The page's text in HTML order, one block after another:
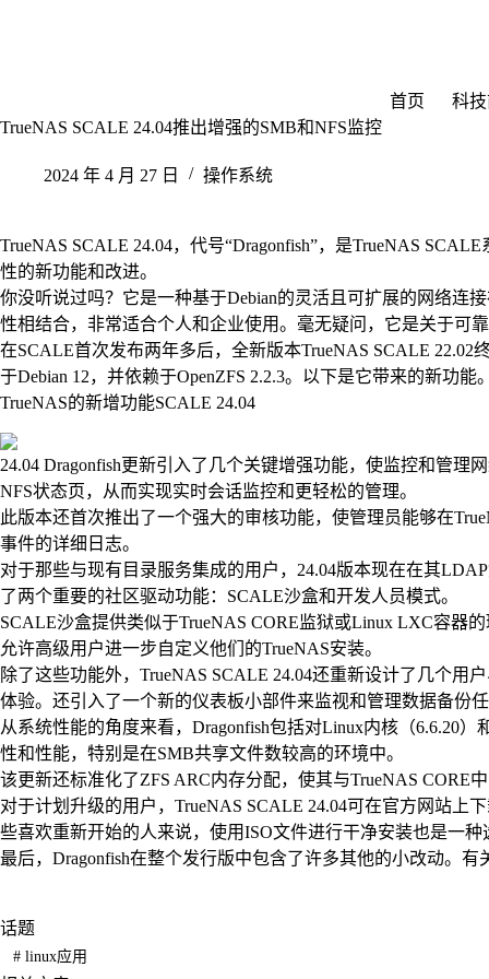
首页
科
TrueNAS SCALE 24.04推出增强的SMB和NFS监控
2024 年 4 月 27 日 操作系统
TrueNAS SCALE 24.04，代号“Dragonfish”，是TrueNAS
性的新功能和改进。
你没听说过吗？它是一种基于Debian的灵活且可扩展的网络连
性相结合，非常适合个人和企业使用。毫无疑问，它是关于可
在SCALE首次发布两年多后，全新版本TrueNAS SCALE
于Debian 12，并依赖于OpenZFS 2.2.3。以下是它带来的新功能
TrueNAS的新增功能SCALE 24.04
24.04 Dragonfish更新引入了几个关键增强功能，使监控和管
NFS状态页，从而实现实时会话监控和更轻松的管理。
此版本还首次推出了一个强大的审核功能，使管理员能够在
事件的详细日志。
对于那些与现有目录服务集成的用户，24.04版本现在在其
了两个重要的社区驱动功能：SCALE沙盒和开发人员模式。
SCALE沙盒提供类似于TrueNAS CORE监狱或Linux LXC容器
允许高级用户进一步自定义他们的TrueNAS安装。
除了这些功能外，TrueNAS SCALE 24.04还重新设计了几个用
体验。还引入了一个新的仪表板小部件来监视和管理数据备份
从系统性能的角度来看，Dragonfish包括对Linux内核（6.6.20
性和性能，特别是在SMB共享文件数较高的环境中。
该更新还标准化了ZFS ARC内存分配，使其与TrueNAS CORE
对于计划升级的用户，TrueNAS SCALE 24.04可在官方网站上
些喜欢重新开始的人来说，使用ISO文件进行干净安装也是一种
最后，Dragonfish在整个发行版中包含了许多其他的小改动。
话题
#linux应用